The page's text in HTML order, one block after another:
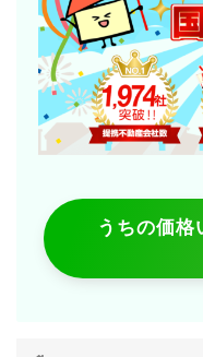
うちの価格